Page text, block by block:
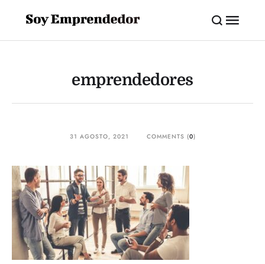
emprendedores
31 AGOSTO, 2021 COMMENTS (0)